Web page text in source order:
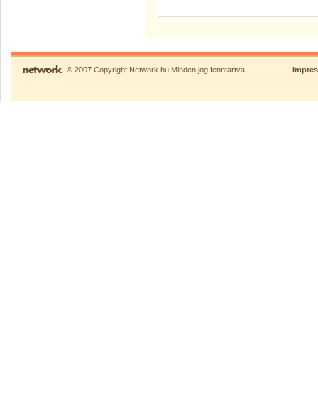
© 2007 Copyright Network.hu Minden jog fenntartva.